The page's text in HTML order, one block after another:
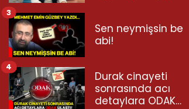
Sen neymişsin be
abi!
3
Durak cinayeti
sonrasında acı
detaylara ODAK
4